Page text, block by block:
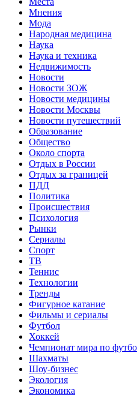
Мнения
Мода
Народная медицина
Наука
Наука и техника
Недвижимость
Новости
Новости ЗОЖ
Новости медицины
Новости Москвы
Новости путешествий
Образование
Общество
Около спорта
Отдых в России
Отдых за границей
ПДД
Политика
Происшествия
Психология
Рынки
Сериалы
Спорт
ТВ
Теннис
Технологии
Тренды
Фигурное катание
Фильмы и сериалы
Футбол
Хоккей
Чемпионат мира по
Шахматы
Шоу-бизнес
Экология
Экономика